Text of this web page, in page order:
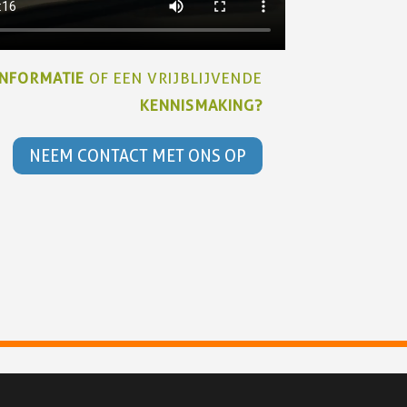
OF EEN VRIJBLIJVENDE
KENNISMAKING?
NEEM CONTACT MET ONS OP